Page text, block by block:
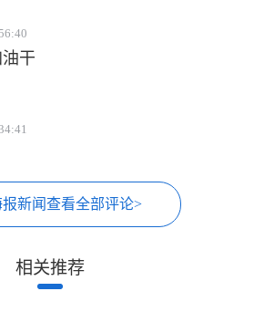
干
新闻查看全部评论>
相关推荐